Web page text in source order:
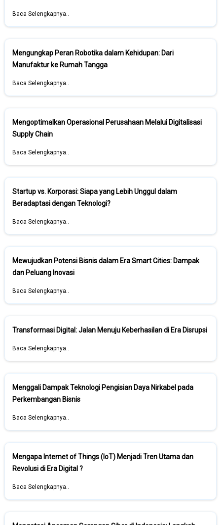
Baca Selengkapnya..
Mengungkap Peran Robotika dalam Kehidupan: Dari
Manufaktur ke Rumah Tangga
Baca Selengkapnya..
Mengoptimalkan Operasional Perusahaan Melalui Digitalisasi
Supply Chain
Baca Selengkapnya..
Startup vs. Korporasi: Siapa yang Lebih Unggul dalam
Beradaptasi dengan Teknologi?
Baca Selengkapnya..
Mewujudkan Potensi Bisnis dalam Era Smart Cities: Dampak
dan Peluang Inovasi
Baca Selengkapnya..
Transformasi Digital: Jalan Menuju Keberhasilan di Era Disrupsi
Baca Selengkapnya..
Menggali Dampak Teknologi Pengisian Daya Nirkabel pada
Perkembangan Bisnis
Baca Selengkapnya..
Mengapa Internet of Things (IoT) Menjadi Tren Utama dan
Revolusi di Era Digital ?
Baca Selengkapnya..